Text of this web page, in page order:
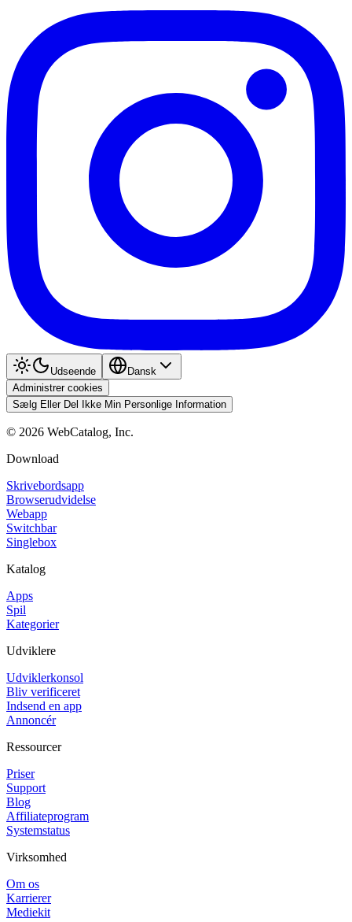
Udseende
Dansk
Administrer cookies
Sælg Eller Del Ikke Min Personlige Information
© 2026 WebCatalog, Inc.
Download
Skrivebordsapp
Browserudvidelse
Webapp
Switchbar
Singlebox
Katalog
Apps
Spil
Kategorier
Udviklere
Udviklerkonsol
Bliv verificeret
Indsend en app
Annoncér
Ressourcer
Priser
Support
Blog
Affiliateprogram
Systemstatus
Virksomhed
Om os
Karrierer
Mediekit